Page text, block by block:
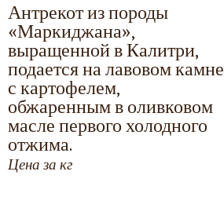
Антрекот из породы
«Маркиджана»,
выращенной в Калитри,
подается на лавовом камне
с картофелем,
обжаренным в оливковом
масле первого холодного
отжима.
Цена за кг